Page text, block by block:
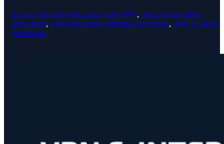
acces resurse educaționale VPN, securitate date
educație, VPN educație digitală România, VPN în școli
România